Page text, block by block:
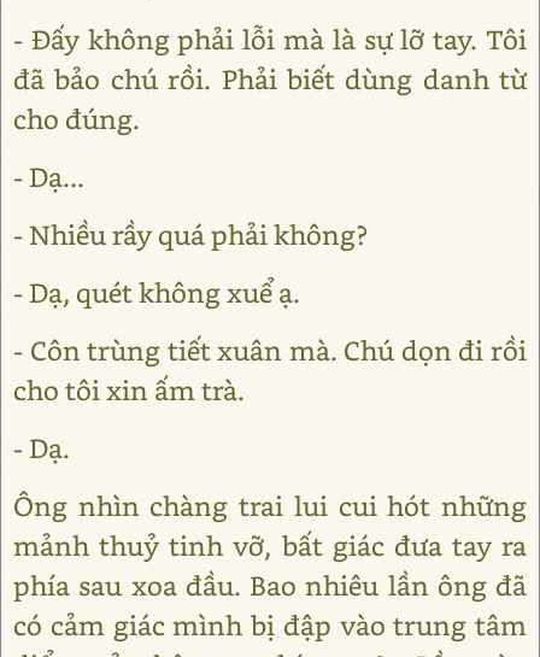
- Đấy không phải lỗi mà là sự lỡ tay. Tôi
đã bảo chú rồi. Phải biết dùng danh từ
cho đúng.
- Dạ...
- Nhiều rầy quá phải không?
- Dạ, quét không xuể ạ.
- Côn trùng tiết xuân mà. Chú dọn đi rồi
cho tôi xin ấm trà.
- Dạ.
Ông nhìn chàng trai lui cui hót những
mảnh thuỷ tinh vỡ, bất giác đưa tay ra
phía sau xoa đầu. Bao nhiêu lần ông đã
có cảm giác mình bị đập vào trung tâm